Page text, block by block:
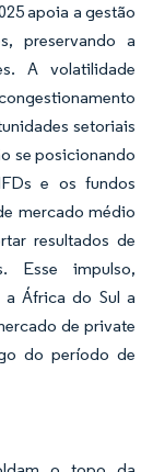
apoia a gestão
preservando a
A volatilidade
setoriais
se posicionando
e os fundos
mercado médio
resultados de
Esse impulso,
a África do Sul a
de private
do período de